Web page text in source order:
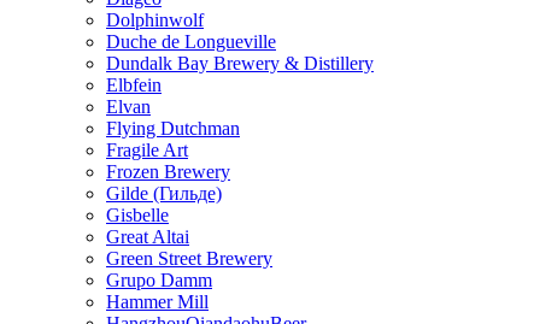
Dolphinwolf
Duche de Longueville
Dundalk Bay Brewery & Distillery
Elbfein
Elvan
Flying Dutchman
Fragile Art
Frozen Brewery
Gilde (Гильде)
Gisbelle
Great Altai
Green Street Brewery
Grupo Damm
Hammer Mill